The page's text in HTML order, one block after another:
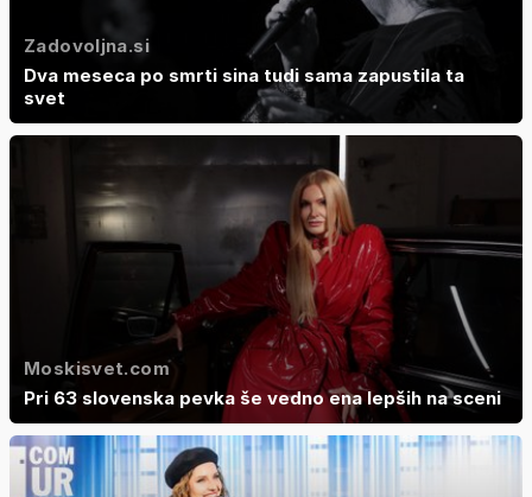
Zadovoljna.si
Dva meseca po smrti sina tudi sama zapustila ta
svet
Moskisvet.com
Pri 63 slovenska pevka še vedno ena lepših na sceni